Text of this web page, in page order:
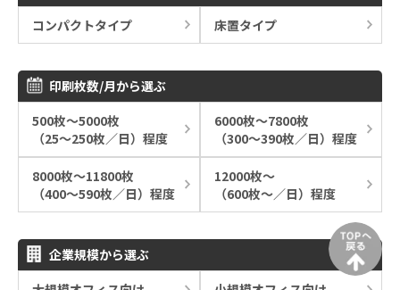
コンパクトタイプ
床置タイプ
印刷枚数/月から選ぶ
500枚～5000枚
（25～250枚／日）程度
6000枚～7800枚
（300～390枚／日）程度
8000枚～11800枚
（400～590枚／日）程度
12000枚～
（600枚～／日）程度
企業規模から選ぶ